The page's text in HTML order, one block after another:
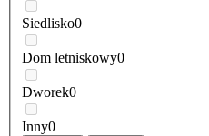
Siedlisko0
Dom letniskowy0
Dworek0
Inny0